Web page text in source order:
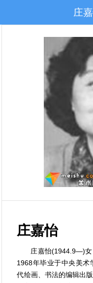
庄
庄嘉怡
庄嘉怡(1944.9—)女
1968年毕业于中央美术
代绘画、书法的编辑出